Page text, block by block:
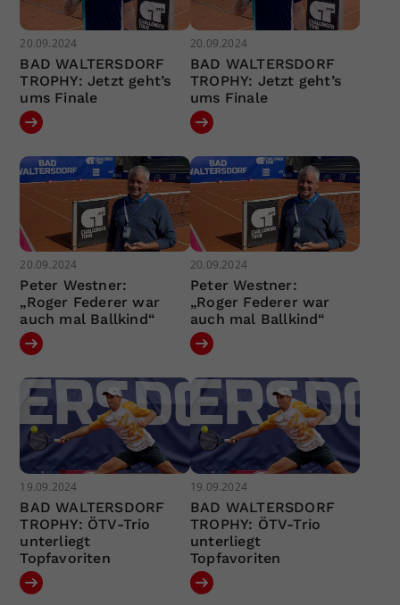
20.09.2024
BAD WALTERSDORF
TROPHY: Jetzt geht’s
ums Finale
20.09.2024
BAD WALTERSDORF
TROPHY: Jetzt geht’s
ums Finale
20.09.2024
Peter Westner:
„Roger Federer war
auch mal Ballkind“
20.09.2024
Peter Westner:
„Roger Federer war
auch mal Ballkind“
19.09.2024
BAD WALTERSDORF
TROPHY: ÖTV-Trio
unterliegt
Topfavoriten
19.09.2024
BAD WALTERSDORF
TROPHY: ÖTV-Trio
unterliegt
Topfavoriten